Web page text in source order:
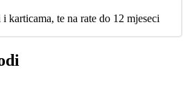
karticama, te na rate do 12 mjeseci